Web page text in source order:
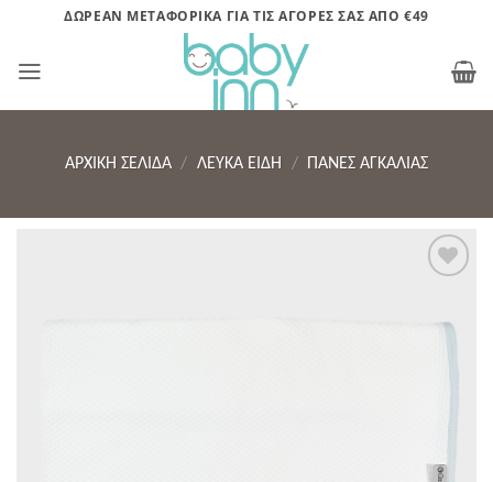
Μετάβαση
περιεχόμενο
ΔΩΡΕΑΝ ΜΕΤΑΦΟΡΙΚΑ ΓΙΑ ΤΙΣ ΑΓΟΡΕΣ ΣΑΣ ΑΠΟ €49
ΑΡΧΙΚΉ ΣΕΛΊΔΑ / ΛΕΥΚΑ ΕΙΔΗ / ΠΆΝΕΣ ΑΓΚΑΛΙΆΣ
επιθυμητών